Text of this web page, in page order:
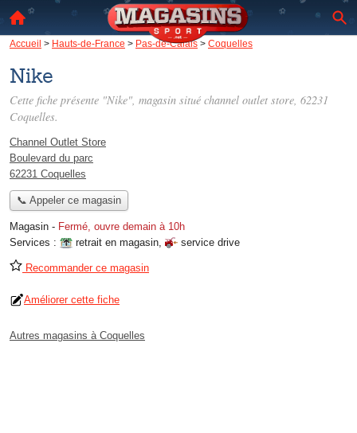
Accueil > Hauts-de-France > Pas-de-Calais> Coquelles
Nike
Cette fiche présente "Nike", magasin situé channel outlet store, 62231
Coquelles.
Channel Outlet Store
Boulevard du parc
62231 Coquelles
📞 Appeler ce magasin
Magasin - Fermé, ouvre demain à 10h
Services :
retrait en magasin, service drive
Recommander ce magasin
Améliorer cette fiche
Autres magasins à Coquelles